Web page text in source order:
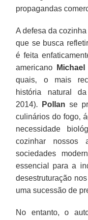
propagandas
A defesa da
que se busca
é feita
americano
quais, o mais
história natural
2014).
Pollan se
culinários do fogo,
necessidade
cozinhar nossos
sociedades
essencial para a
desestruturação
uma sucessão de
No entanto, o